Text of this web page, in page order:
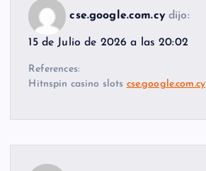
cse.google.com.cy dijo:
15 de Julio de 2026 a las 20:02
References:
Hitnspin casino slots cse.google.com.cy